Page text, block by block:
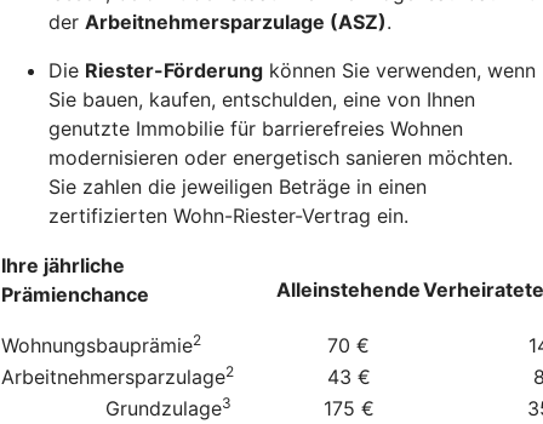
der Arbeitnehmersparzulage (ASZ).
Die Riester-Förderung können Sie verwenden, wenn
Sie bauen, kaufen, entschulden, eine von Ihnen
genutzte Immobilie für barrierefreies Wohnen
modernisieren oder energetisch sanieren möchten.
Sie zahlen die jeweiligen Beträge in einen
zertifizierten Wohn-Riester-Vertrag ein.
Ihre jährliche
Prämienchance
Alleinstehende
Wohnungsbauprämie2 70 €
Arbeitnehmersparzulage2 43 €
Grundzulage3 175 €